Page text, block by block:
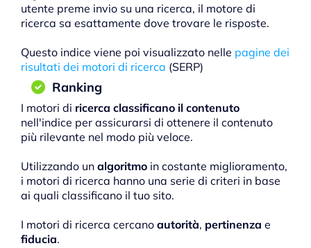
utente preme invio su una ricerca, il motore di
ricerca sa esattamente dove trovare le risposte.
Questo indice viene poi visualizzato nelle pagine dei
risultati dei motori di ricerca (SERP)
Ranking
I motori di ricerca classificano il contenuto
nell'indice per assicurarsi di ottenere il contenuto
più rilevante nel modo più veloce.
Utilizzando un algoritmo in costante miglioramento,
i motori di ricerca hanno una serie di criteri in base
ai quali classificano il tuo sito.
I motori di ricerca cercano autorità, pertinenza e
fiducia.